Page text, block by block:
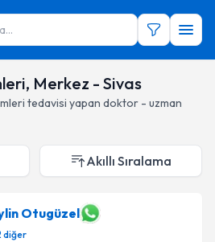
Merkez - Sivas
tedavisi yapan doktor - uzman
Akıllı Sıralama
Otugüzel
diğer